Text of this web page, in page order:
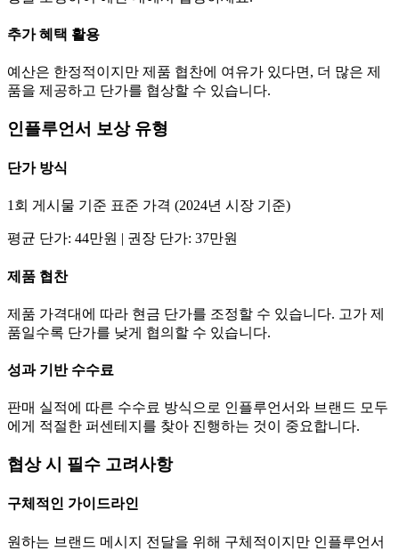
추가 혜택 활용
예산은 한정적이지만 제품 협찬에 여유가 있다면, 더 많은 제
품을 제공하고 단가를 협상할 수 있습니다.
인플루언서 보상 유형
단가방식
1회 게시물 기준 표준 가격 (2024년 시장 기준)
평균 단가: 44만원 | 권장 단가: 37만원
제품 협찬
제품 가격대에 따라 현금 단가를 조정할 수 있습니다. 고가 제
품일수록 단가를 낮게 협의할 수 있습니다.
성과 기반 수수료
판매 실적에 따른 수수료 방식으로 인플루언서와 브랜드 모두
에게 적절한 퍼센테지를 찾아 진행하는 것이 중요합니다.
협상 시 필수 고려사항
구체적인 가이드라인
원하는 브랜드 메시지 전달을 위해 구체적이지만 인플루언서